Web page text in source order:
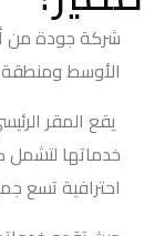
شركة جودة من
الأوسط ومنطقة
يقع المقر
خدماتها لتشمل
احترافية تسع